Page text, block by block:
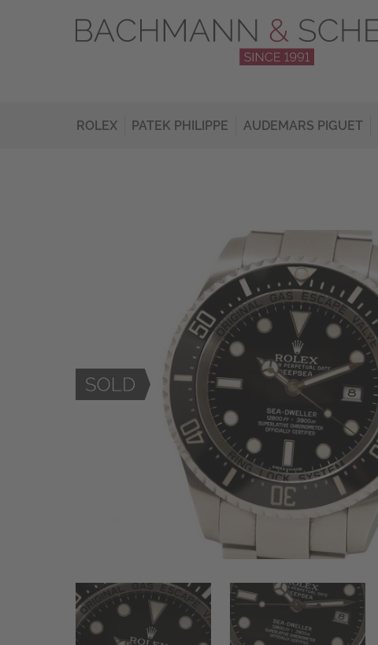
ROLEX PATEK PHILIPPE AUDEMARS PIGUET